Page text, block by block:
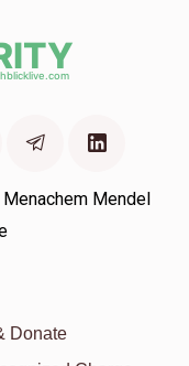
Mendel
Donate